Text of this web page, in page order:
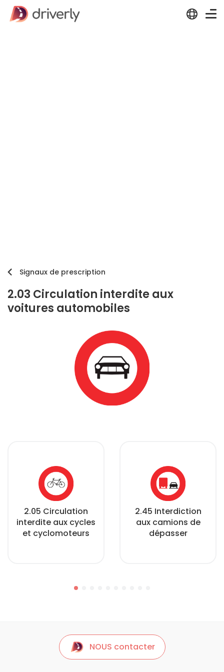
Signaux de prescription
2.03 Circulation interdite aux
voitures automobiles
2.05 Circulation
interdite aux cycles
et cyclomoteurs
2.45 Interdiction
aux camions de
dépasser
NOUS contacter